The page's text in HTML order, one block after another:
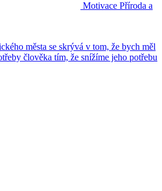
Motivace Příroda a
města se skrývá v tom, že bych měl
člověka tím, že snížíme jeho potřebu